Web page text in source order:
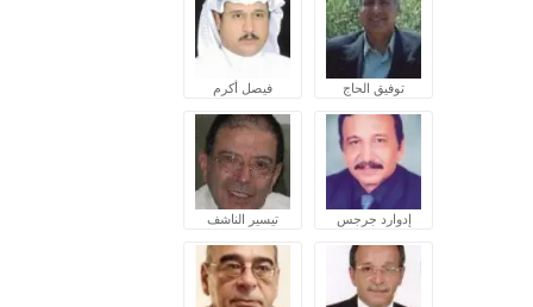
توفيق الحاج فيصل أكرم
إدوارد جرجس تيسير الناشف